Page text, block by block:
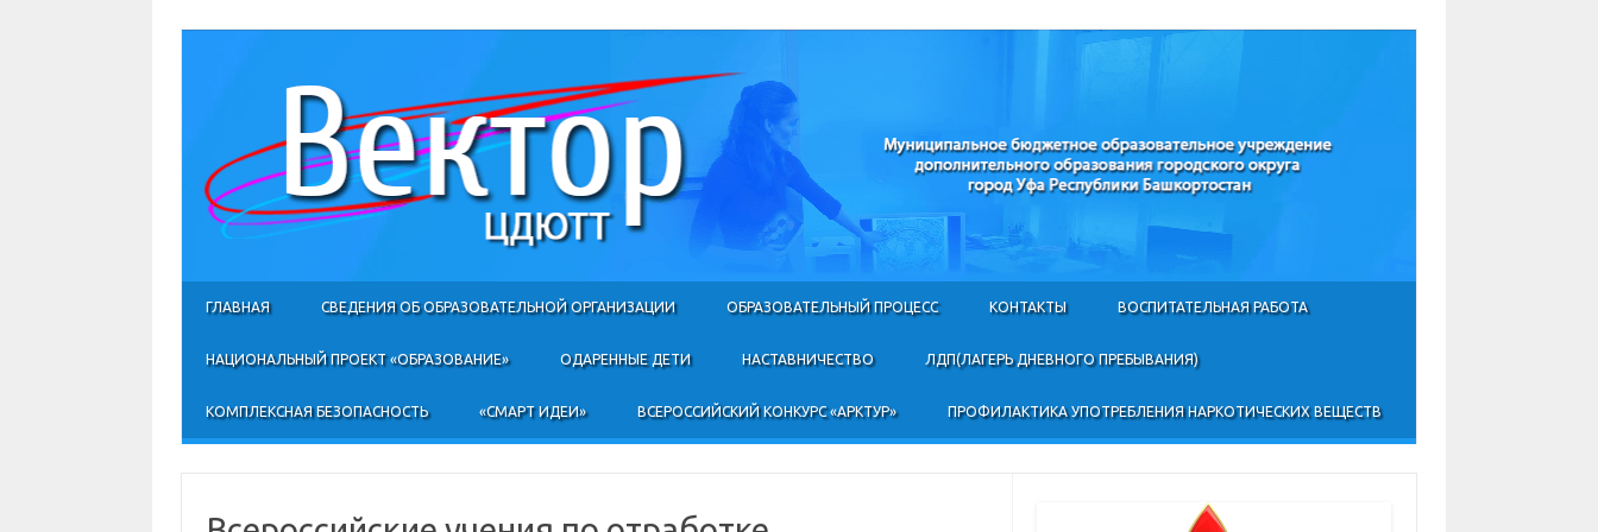
Skip to content
ГЛАВНАЯ СВЕДЕНИЯ ОБ ОБРАЗОВАТЕЛЬНОЙ ОРГАНИЗАЦИИ ОБРАЗОВАТЕЛЬНЫЙ ПРОЦЕСС КОНТАКТЫ ВОСПИТАТЕЛЬНАЯ РАБОТА
НАЦИОНАЛЬНЫЙ ПРОЕКТ «ОБРАЗОВАНИЕ» ОДАРЕННЫЕ ДЕТИ НАСТАВНИЧЕСТВО ЛДП(ЛАГЕРЬ ДНЕВНОГО ПРЕБЫВАНИЯ)
КОМПЛЕКСНАЯ БЕЗОПАСНОСТЬ «СМАРТ ИДЕИ» ВСЕРОССИЙСКИЙ КОНКУРС «АРКТУР» ПРОФИЛАКТИКА УПОТРЕБЛЕНИЯ НАРКОТИЧЕСКИХ ВЕЩЕСТВ